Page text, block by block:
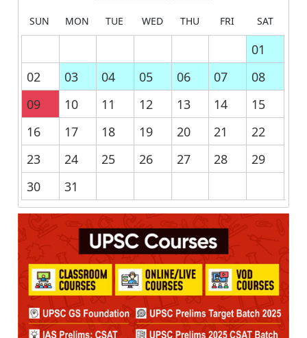
SUN MON TUE WED THU FRI SAT
01
02
03 04 05 06 07
08
09
10 11 12 13 14
15
16
17 18 19 20 21
22
23
24 25 26 27 28
29
30
31